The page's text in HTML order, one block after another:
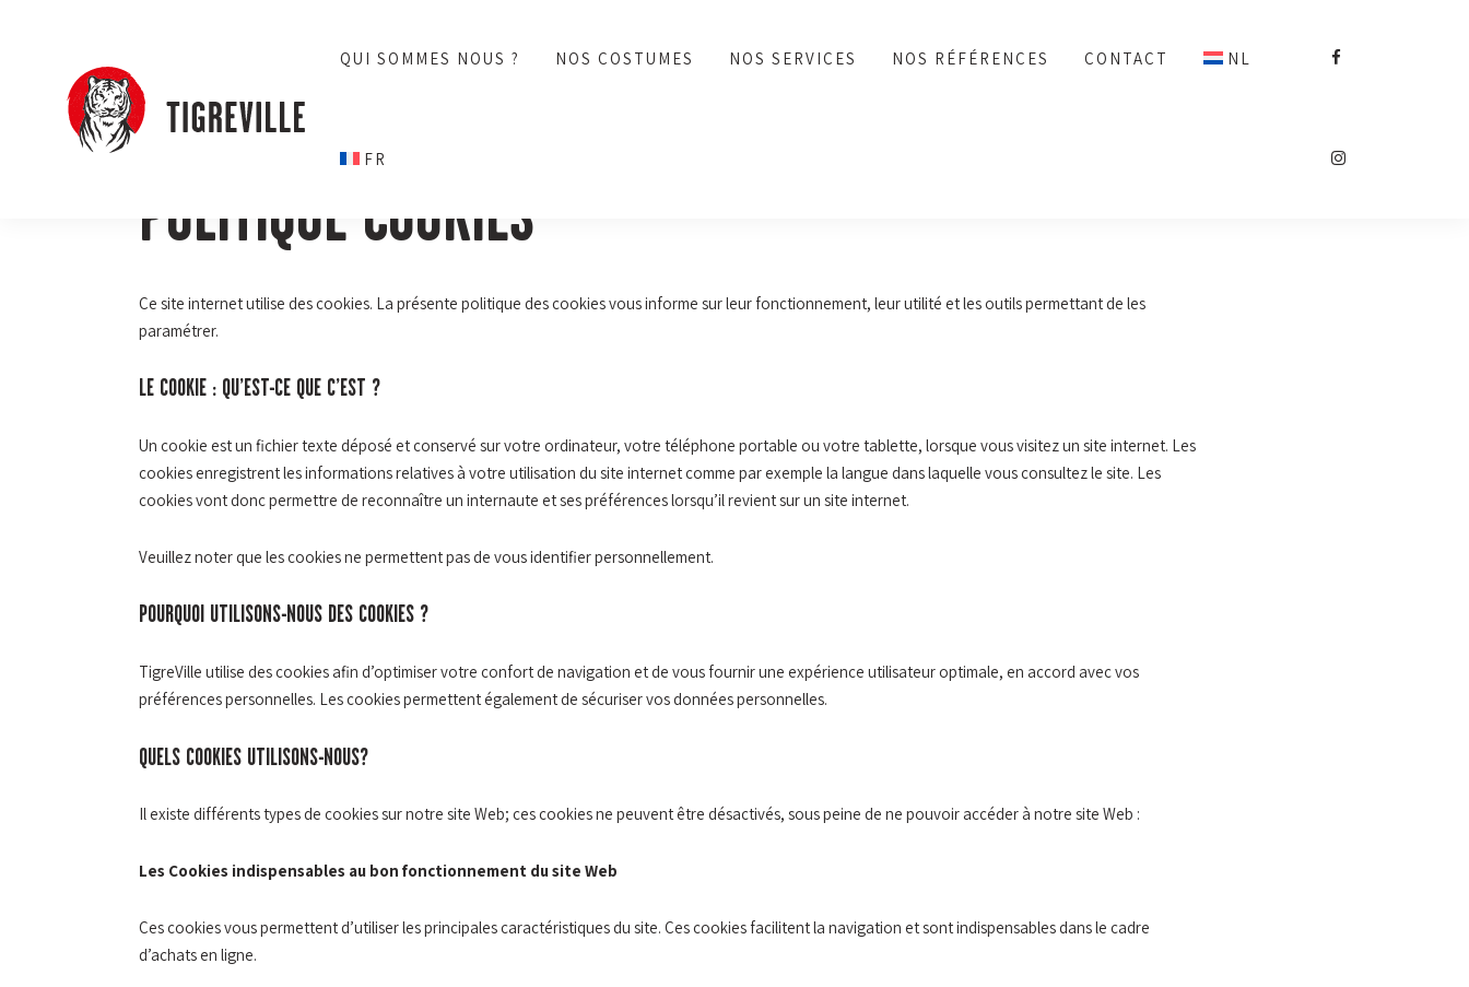
QUI SOMMES NOUS ? NOS COSTUMES NOS SERVICES NOS RÉFÉRENCES CONTACT NL
FR
POLITIQUE COOKIES
Ce site internet utilise des cookies. La présente politique des cookies vous informe sur leur fonctionnement, leur utilité et les outils permettant de les
paramétrer.
LE COOKIE : QU’EST-CE QUE C’EST ?
Un cookie est un fichier texte déposé et conservé sur votre ordinateur, votre téléphone portable ou votre tablette, lorsque vous visitez un site internet. Les
cookies enregistrent les informations relatives à votre utilisation du site internet comme par exemple la langue dans laquelle vous consultez le site. Les
cookies vont donc permettre de reconnaître un internaute et ses préférences lorsqu’il revient sur un site internet.
Veuillez noter que les cookies ne permettent pas de vous identifier personnellement.
POURQUOI UTILISONS-NOUS DES COOKIES ?
TigreVille utilise des cookies afin d’optimiser votre confort de navigation et de vous fournir une expérience utilisateur optimale, en accord avec vos
préférences personnelles. Les cookies permettent également de sécuriser vos données personnelles.
QUELS COOKIES UTILISONS-NOUS?
Il existe différents types de cookies sur notre site Web; ces cookies ne peuvent être désactivés, sous peine de ne pouvoir accéder à notre site Web :
Les Cookies indispensables au bon fonctionnement du site Web
Ces cookies vous permettent d’utiliser les principales caractéristiques du site. Ces cookies facilitent la navigation et sont indispensables dans le cadre
d’achats en ligne.